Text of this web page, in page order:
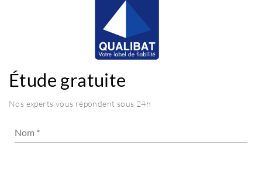
Étude gratuite
Nos experts vous répondent sous 24h